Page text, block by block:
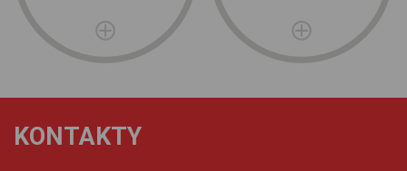
KONTAKTY